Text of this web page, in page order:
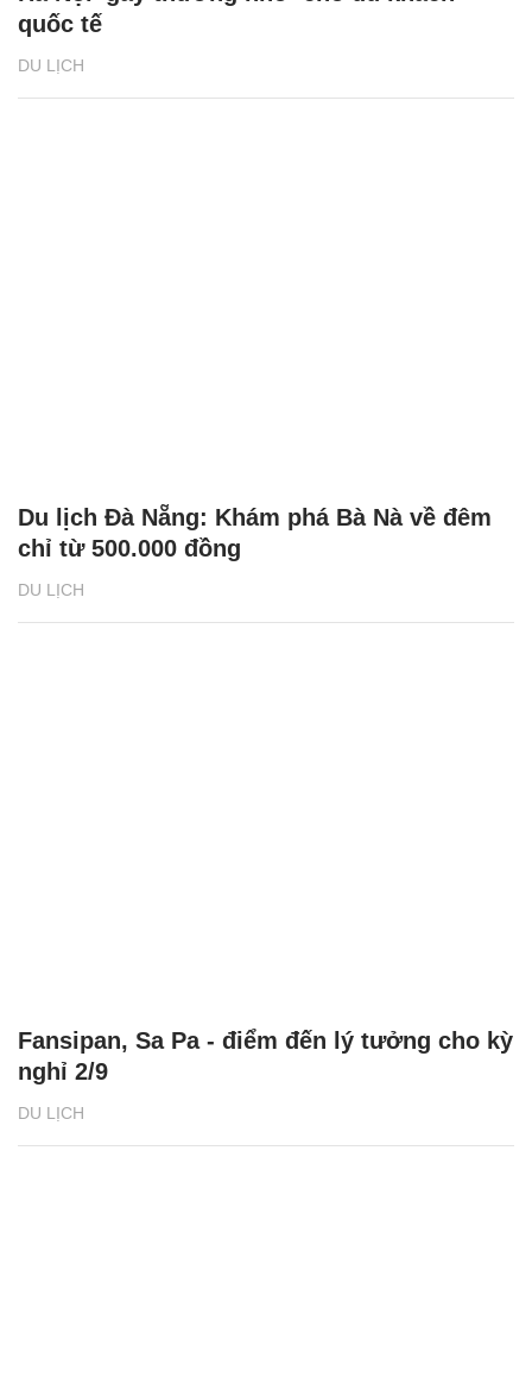
DU LỊCH
quốc tế
DU LỊCH
Du lịch Đà Nẵng: Khám phá Bà Nà về đêm
chỉ từ 500.000 đồng
DU LỊCH
Fansipan, Sa Pa - điểm đến lý tưởng cho kỳ
nghỉ 2/9